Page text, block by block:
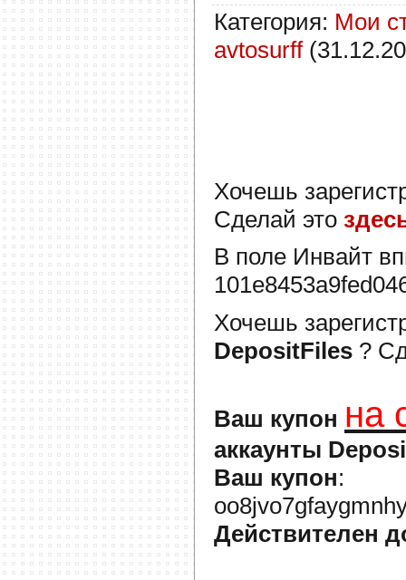
Категория: Мои
avtosurff
Хочешь
Сделай это
В поле Инвайт
Хочешь
DepositFiles ?
Ваш купон на
аккаунты
Ваш купон:
Действителен